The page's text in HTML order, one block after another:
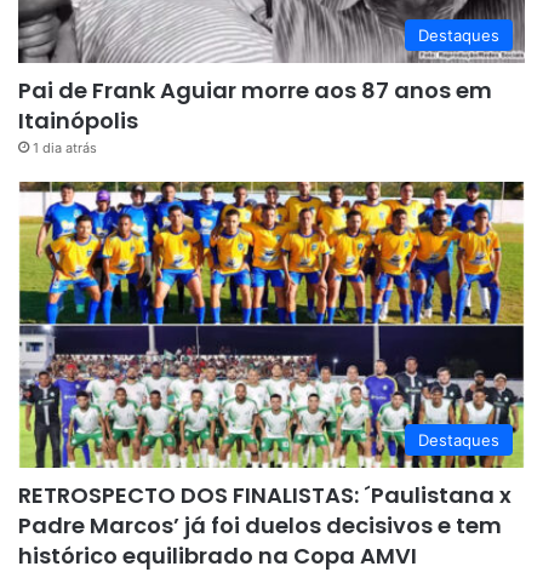
Destaques
Pai de Frank Aguiar morre aos 87 anos em
Itainópolis
1 dia atrás
Destaques
RETROSPECTO DOS FINALISTAS: ´Paulistana x
Padre Marcos’ já foi duelos decisivos e tem
histórico equilibrado na Copa AMVI